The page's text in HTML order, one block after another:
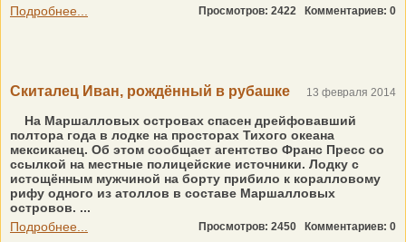
Подробнее...
Просмотров: 2422 Комментариев: 0
Скиталец Иван, рождённый в рубашке 13 февраля 2014
На Маршалловых островах спасен дрейфовавший
полтора года в лодке на просторах Тихого океана
мексиканец. Об этом сообщает агентство Франс Пресс со
ссылкой на местные полицейские источники. Лодку с
истощённым мужчиной на борту прибило к коралловому
рифу одного из атоллов в составе Маршалловых
островов. ...
Подробнее...
Просмотров: 2450 Комментариев: 0